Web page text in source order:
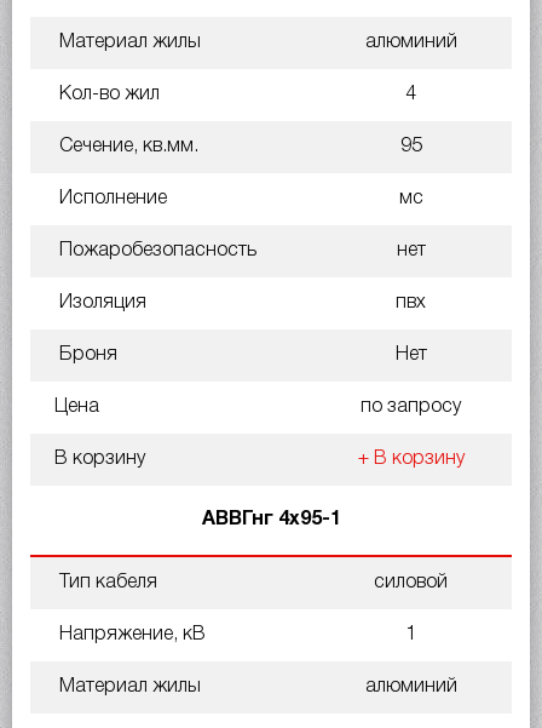
Материал жилы алюминий
Кол-во жил 4
Сечение, кв.мм. 95
Исполнение мс
Пожаробезопасность нет
Изоляция пвх
Броня Нет
Цена по запросу
В корзину + В корзину
АВВГнг 4х95-1
Тип кабеля силовой
Напряжение, кВ 1
Материал жилы алюминий